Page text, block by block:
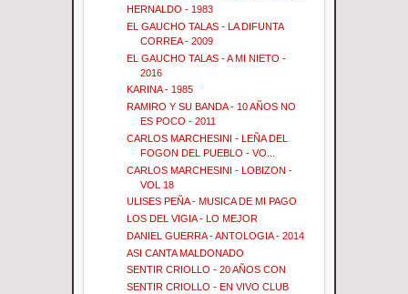
HERNALDO - 1983
EL GAUCHO TALAS - LA DIFUNTA
CORREA - 2009
EL GAUCHO TALAS - A MI NIETO -
2016
KARINA - 1985
RAMIRO Y SU BANDA - 10 AÑOS NO
ES POCO - 2011
CARLOS MARCHESINI - LEÑA DEL
FOGON DEL PUEBLO - VO...
CARLOS MARCHESINI - LOBIZON -
VOL 18
ULISES PEÑA - MUSICA DE MI PAGO
LOS DEL VIGIA - LO MEJOR
DANIEL GUERRA - ANTOLOGIA - 2014
ASI CANTA MALDONADO
SENTIR CRIOLLO - 20 AÑOS CON
SENTIR CRIOLLO - EN VIVO CLUB